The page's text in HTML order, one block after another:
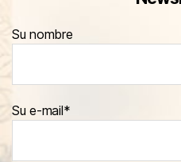
Su nombre
Su e-mail*